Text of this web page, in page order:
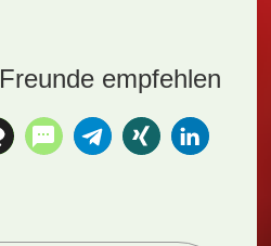
empfehlen